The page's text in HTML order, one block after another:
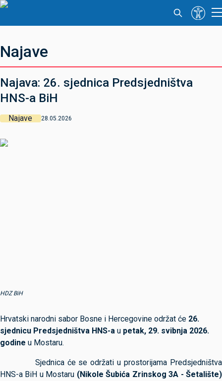
Najave
Najava: 26. sjednica Predsjedništva
HNS-a BiH
Najave 28.05.2026
HDZ BiH
Hrvatski narodni sabor Bosne i Hercegovine održat će 26.
sjednicu Predsjedništva HNS-a u petak, 29. svibnja 2026.
godine u Mostaru.
Sjednica će se održati u prostorijama Predsjedništva
HNS-a BiH u Mostaru (Nikole Šubića Zrinskog 3A - Šetalište)